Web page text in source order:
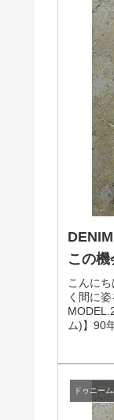
この
こんに
く間に
ム)】90
ドゥニー